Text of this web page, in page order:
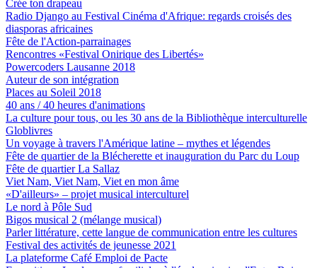
Crée ton drapeau
Radio Django au Festival Cinéma d'Afrique: regards croisés des
diasporas africaines
Fête de l'Action-parrainages
Rencontres «Festival Onirique des Libertés»
Powercoders Lausanne 2018
Auteur de son intégration
Places au Soleil 2018
40 ans / 40 heures d'animations
La culture pour tous, ou les 30 ans de la Bibliothèque interculturelle
Globlivres
Un voyage à travers l'Amérique latine – mythes et légendes
Fête de quartier de la Blécherette et inauguration du Parc du Loup
Fête de quartier La Sallaz
Viet Nam, Viet Nam, Viet en mon âme
«D'ailleurs» – projet musical interculturel
Le nord à Pôle Sud
Bigos musical 2 (mélange musical)
Parler littérature, cette langue de communication entre les cultures
Festival des activités de jeunesse 2021
La plateforme Café Emploi de Pacte